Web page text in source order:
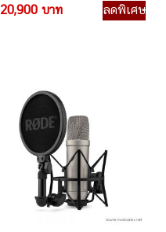
Microphone
20,900 บาท ลดพิเศษ